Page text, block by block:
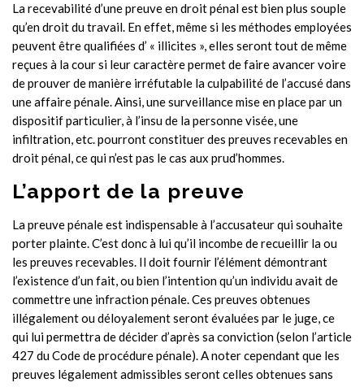
La recevabilité d’une preuve en droit pénal est bien plus souple
qu’en droit du travail. En effet, même si les méthodes employées
peuvent être qualifiées d’ « illicites », elles seront tout de même
reçues à la cour si leur caractère permet de faire avancer voire
de prouver de manière irréfutable la culpabilité de l’accusé dans
une affaire pénale. Ainsi, une surveillance mise en place par un
dispositif particulier, à l’insu de la personne visée, une
infiltration, etc. pourront constituer des preuves recevables en
droit pénal, ce qui n’est pas le cas aux prud’hommes.
L’apport de la preuve
La preuve pénale est indispensable à l’accusateur qui souhaite
porter plainte. C’est donc à lui qu’il incombe de recueillir la ou
les preuves recevables. Il doit fournir l’élément démontrant
l’existence d’un fait, ou bien l’intention qu’un individu avait de
commettre une infraction pénale. Ces preuves obtenues
illégalement ou déloyalement seront évaluées par le juge, ce
qui lui permettra de décider d’après sa conviction (selon l’article
427 du Code de procédure pénale). A noter cependant que les
preuves légalement admissibles seront celles obtenues sans